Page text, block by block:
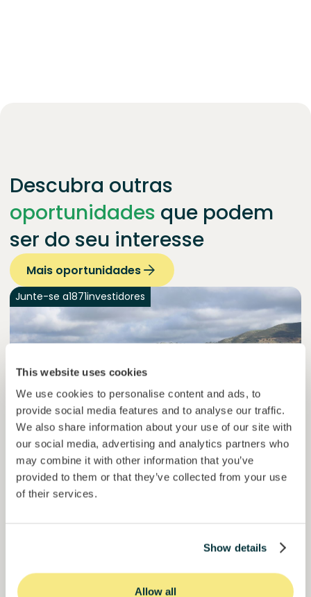
This website uses cookies
We use cookies to personalise content and ads, to
provide social media features and to analyse our traffic.
We also share information about your use of our site with
our social media, advertising and analytics partners who
may combine it with other information that you’ve
provided to them or that they’ve collected from your use
of their services.
Show details
Allow all
Descubra outras
oportunidades que podem
ser do seu interesse
Mais oportunidades
Junte-se a1871investidores
Esférico
Captura de carbono através da regeneração de solos.